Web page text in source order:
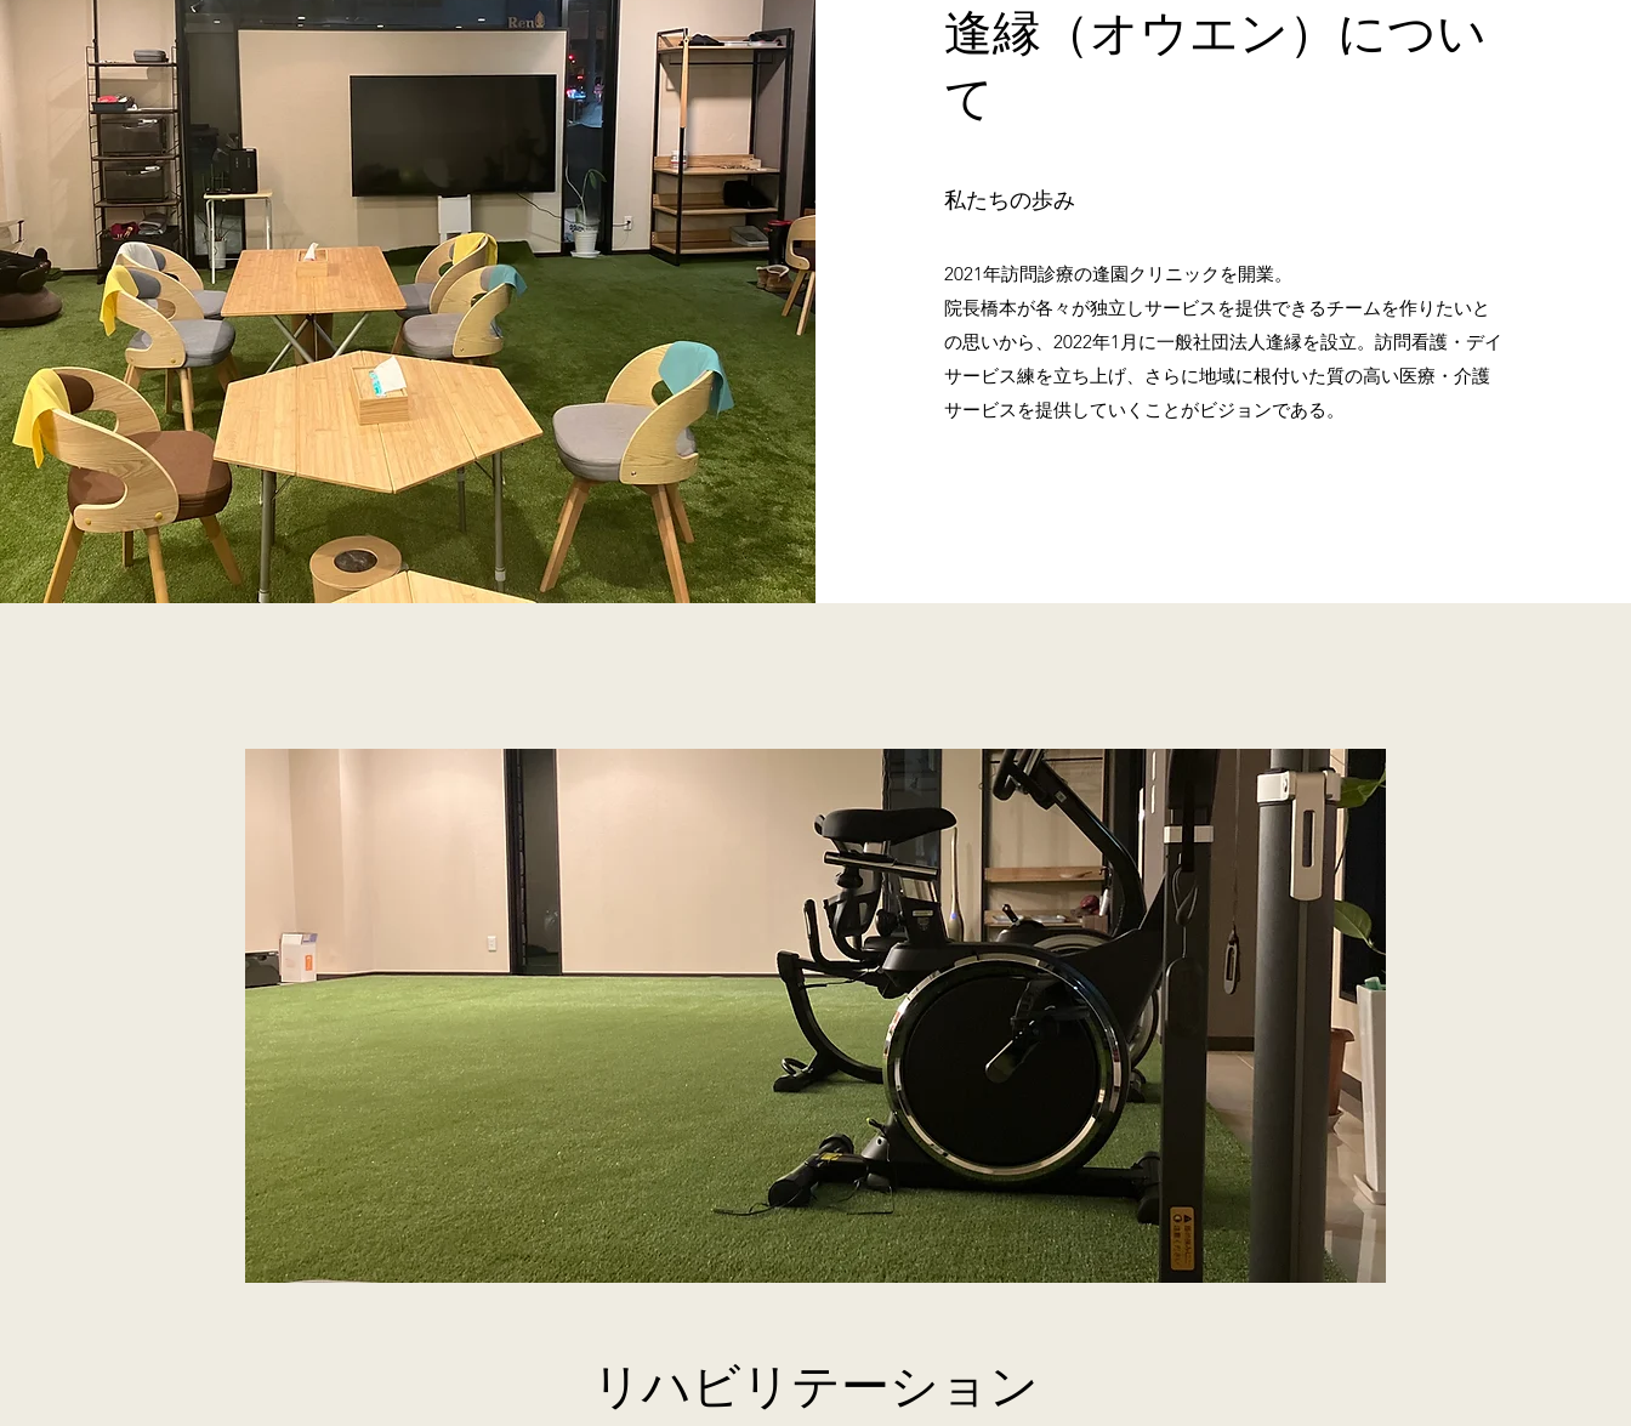
逢縁（オウエン）につい
て
私たちの歩み
2021年訪問診療の逢園クリニックを開業。
院長橋本が各々が独立しサービスを提供できるチームを作りたいと
の思いから、2022年1月に一般社団法人逢縁を設立。訪問看護・デイ
サービス練を立ち上げ、さらに地域に根付いた質の高い医療・介護
サービスを提供していくことがビジョンである。
リハビリテーション